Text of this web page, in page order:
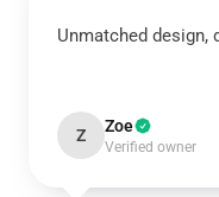
Unmatched
Z Zoe
Verified owner